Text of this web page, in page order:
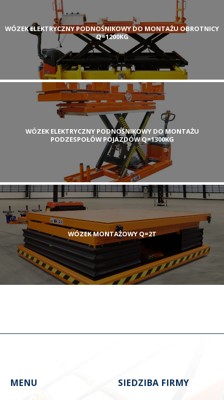
WÓZEK ELEKTRYCZNY PODNOŚNIKOWY DO MONTAŻU OBROTNICY
Q=1200KG
WÓZEK ELEKTRYCZNY PODNOŚNIKOWY DO MONTAŻU
PODZESPOŁÓW POJAZDÓW Q=1300KG
WÓZEK MONTAŻOWY Q=2T
MENU SIEDZIBA FIRMY